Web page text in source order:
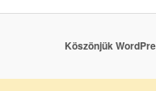
Köszönjük